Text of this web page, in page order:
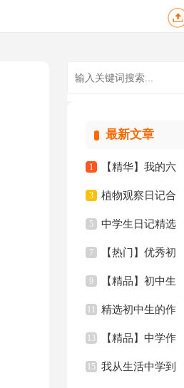
最新文章
1 【精华】我的六
年级小学作文锦集6
篇
3 植物观察日记合
集15篇
5 中学生日记精选
15篇
7 【热门】优秀初
中作文集锦七篇
9 【精品】初中生
作文合集十篇
11 精选初中生的作
文四篇
13 【精品】中学作
文400字九篇
15 我从生活中学到